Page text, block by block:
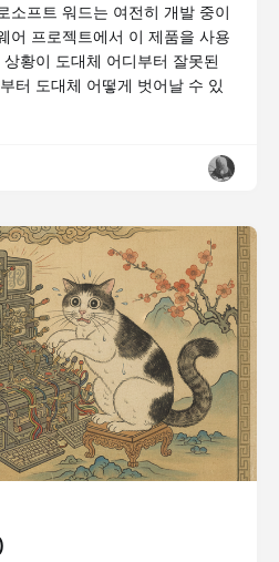
소프트 워드는 여전히 개발 중이
어 프로젝트에서 이 제품을 사용
황이 도대체 어디부터 잘못된
터 도대체 어떻게 벗어날 수 있